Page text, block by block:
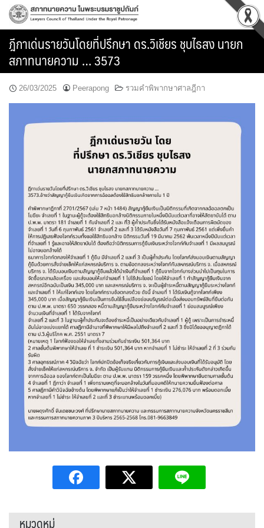
Skip
content
ฎีกาเด่นรายวันโดยที่ปรึกษา ดร.วิเชียร ชุบไธสง นายก
สภาทนายความ … 3573
26/03/2025 Peerapong รวมคำพิพากษาศาลฎีกา
หมวดหมู่